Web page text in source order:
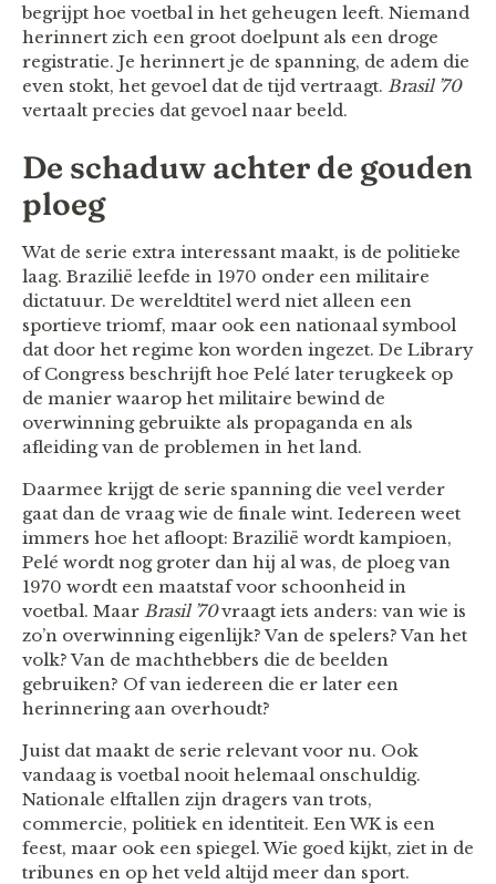
begrijpt hoe voetbal in het geheugen leeft. Niemand
herinnert zich een groot doelpunt als een droge
registratie. Je herinnert je de spanning, de adem die
even stokt, het gevoel dat de tijd vertraagt. Brasil ’70
vertaalt precies dat gevoel naar beeld.
De schaduw achter de gouden
ploeg
Wat de serie extra interessant maakt, is de politieke
laag. Brazilië leefde in 1970 onder een militaire
dictatuur. De wereldtitel werd niet alleen een
sportieve triomf, maar ook een nationaal symbool
dat door het regime kon worden ingezet. De Library
of Congress beschrijft hoe Pelé later terugkeek op
de manier waarop het militaire bewind de
overwinning gebruikte als propaganda en als
afleiding van de problemen in het land.
Daarmee krijgt de serie spanning die veel verder
gaat dan de vraag wie de finale wint. Iedereen weet
immers hoe het afloopt: Brazilië wordt kampioen,
Pelé wordt nog groter dan hij al was, de ploeg van
1970 wordt een maatstaf voor schoonheid in
voetbal. Maar Brasil ’70vraagt iets anders: van wie is
zo’n overwinning eigenlijk? Van de spelers? Van het
volk? Van de machthebbers die de beelden
gebruiken? Of van iedereen die er later een
herinnering aan overhoudt?
Juist dat maakt de serie relevant voor nu. Ook
vandaag is voetbal nooit helemaal onschuldig.
Nationale elftallen zijn dragers van trots,
commercie, politiek en identiteit. Een WK is een
feest, maar ook een spiegel. Wie goed kijkt, ziet in de
tribunes en op het veld altijd meer dan sport.